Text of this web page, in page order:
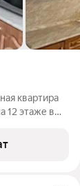
квартира
12 этаже в